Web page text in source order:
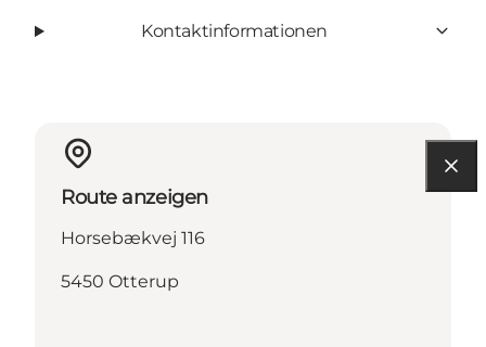
Kontaktinformationen
Route anzeigen
Horsebækvej 116
5450 Otterup